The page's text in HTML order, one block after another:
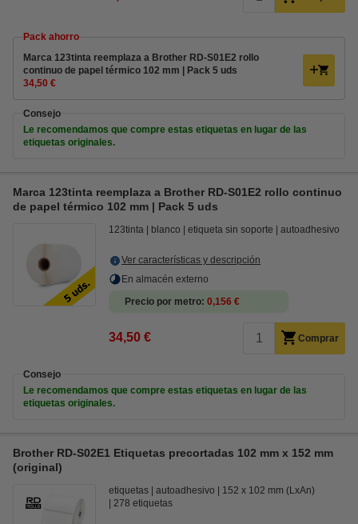
Pack ahorro
Marca 123tinta reemplaza a Brother RD-S01E2 rollo
continuo de papel térmico 102 mm | Pack 5 uds
34,50 €
Consejo
Le recomendamos que compre estas etiquetas en lugar de las
etiquetas originales.
Marca 123tinta reemplaza a Brother RD-S01E2 rollo continuo
de papel térmico 102 mm | Pack 5 uds
123tinta blanco etiqueta sin soporte autoadhesivo
Ver características y descripción
En almacén externo
Precio por metro 0,156 €
34,50 € Comprar
Consejo
Le recomendamos que compre estas etiquetas en lugar de las
etiquetas originales.
Brother RD-S02E1 Etiquetas precortadas 102 mm x 152 mm
(original)
etiquetas autoadhesivo
152 x 102 mm (LxAn)
278 etiquetas